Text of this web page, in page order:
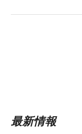
最新情報